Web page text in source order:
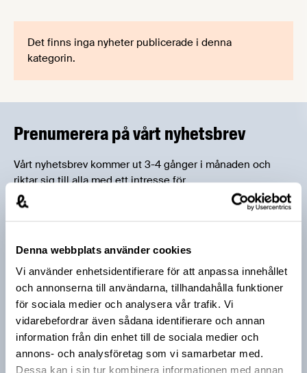
Denna webbplats använder cookies
Vi använder enhetsidentifierare för att anpassa innehållet
och annonserna till användarna, tillhandahålla funktioner
för sociala medier och analysera vår trafik. Vi
vidarebefordrar även sådana identifierare och annan
information från din enhet till de sociala medier och
annons- och analysföretag som vi samarbetar med.
Dessa kan i sin tur kombinera informationen med annan
Det finns inga nyheter publicerade i denna
kategorin.
Prenumerera på vårt nyhetsbrev
Vårt nyhetsbrev kommer ut 3-4 gånger i månaden och
riktar sig till alla med ett intresse för
livsmedelsföretagande och den svenska
livsmedelsbranschen. När du anmäler dig till vårt
hantering av personuppgifter.
E-post:
Jag vill få relevant information från Livsmedelsföretagen
sälja min personliga information. Jag kan när som helst